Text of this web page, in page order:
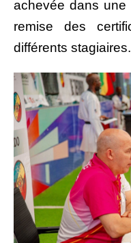
achevée dans
remise des
différents stagiaires.